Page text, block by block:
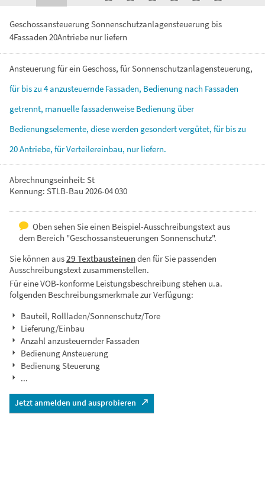
Geschossansteuerung Sonnenschutzanlagensteuerung bis
4Fassaden 20Antriebe nur liefern
Ansteuerungfürein Geschoss, fürSonnenschutzanlagensteuerung,
fürbiszu 4anzusteuernde Fassaden, Bedienung nach Fassaden
getrennt, manuellefassadenweise Bedienung über
Bedienungselemente, diesewerden gesondertvergütet, fürbiszu
20Antriebe, fürVerteilereinbau, nurliefern.
Abrechnungseinheit: St
Kennung: STLB-Bau 2026-04 030
Oben sehen Sie einen Beispiel-Ausschreibungstext aus
dem Bereich "Geschossansteuerungen Sonnenschutz".
Sie können aus29 Textbausteinenden für Sie passenden
Ausschreibungstext zusammenstellen.
Für eine VOB-konforme Leistungsbeschreibung stehen u.a.
folgenden Beschreibungsmerkmale zur Verfügung:
Bauteil, Rollladen/Sonnenschutz/Tore
Lieferung/Einbau
Anzahl anzusteuernder Fassaden
Bedienung Ansteuerung
Bedienung Steuerung
...
Jetzt anmelden und ausprobieren